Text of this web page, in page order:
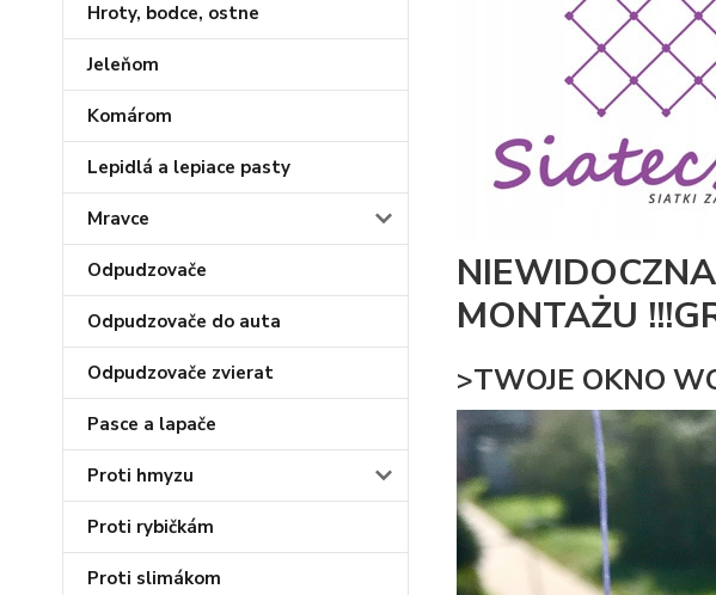
Hroty, bodce, ostne
Jeleňom
Komárom
Lepidlá a lepiace pasty
Mravce
Odpudzovače
Odpudzovače do auta
Odpudzovače zvierat
Pasce a lapače
Proti hmyzu
Proti rybičkám
Proti slimákom
MONTAŻU
>TWOJE OKNO